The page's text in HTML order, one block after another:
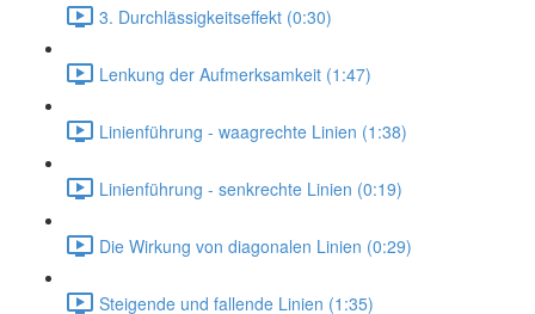
3. Durchlässigkeitseffekt (0:30)
Lenkung der Aufmerksamkeit (1:47)
Linienführung - waagrechte Linien (1:38)
Linienführung - senkrechte Linien (0:19)
Die Wirkung von diagonalen Linien (0:29)
Steigende und fallende Linien (1:35)